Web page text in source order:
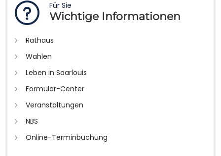
Für Sie
Wichtige Informationen
Rathaus
Wahlen
Leben in Saarlouis
Formular-Center
Veranstaltungen
NBS
Online-Terminbuchung